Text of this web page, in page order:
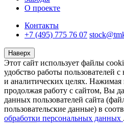
О проекте
Контакты
+7 (495) 775 76 07
Наверх
Этот сайт использует файлы
удобство работы пользователей
и аналитических целях.
продолжая работу с сайтом, Вы
данных пользователей сайта
пользовательские данные) в
обработки персональных данных .